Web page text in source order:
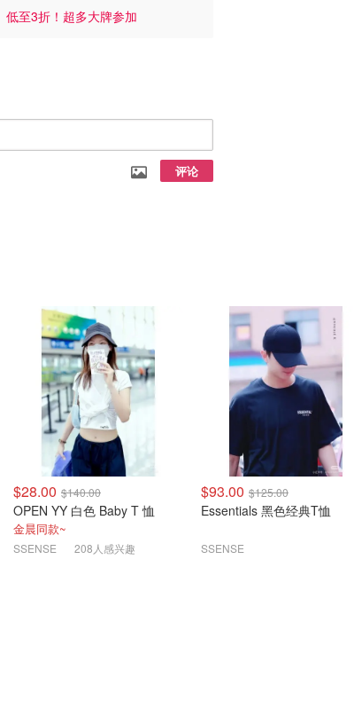
低至3折！超多大牌参加
评论
$28.00 $140.00
OPEN YY 白色 Baby T 恤
金晨同款~
SSENSE 208人感兴趣
$93.00 $125.00
Essentials 黑色经典T恤
SSENSE